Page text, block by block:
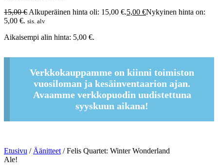
15,00€ Alkuperäinen hinta oli: 15,00 €.5,00 €Nykyinen hinta on:
5,00 €. sis. alv
Aikaisempi alin hinta: 5,00 €.
Verkkokauppamme on kiinni toimiston
vuosiloman ja kesäinventaarion ajan.
Avaamme verkkopuodin uudistettuna
syyskuun aikana!
Etusivu /Äänitteet/ Felis Quartet: Winter Wonderland
Ale!